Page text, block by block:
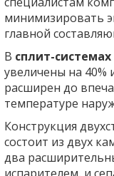
минимизировать
главной
В сплит-
увеличены на 40%
расширен до
температуре
Конструкция
состоит из двух
два